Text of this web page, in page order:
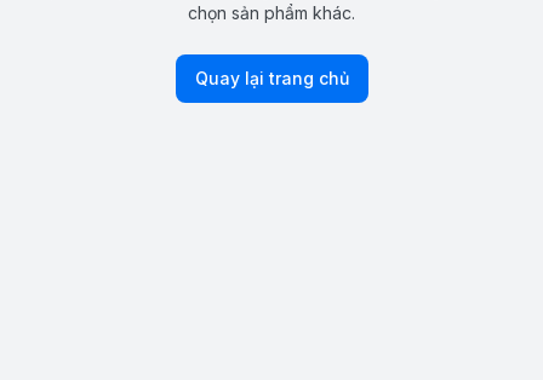
chọn sản phẩm khác.
Quay lại trang chủ